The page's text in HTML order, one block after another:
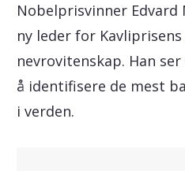
Nobelprisvinner
ny leder for
nevrovitenskap. Han
å identifisere de mest
i verden.